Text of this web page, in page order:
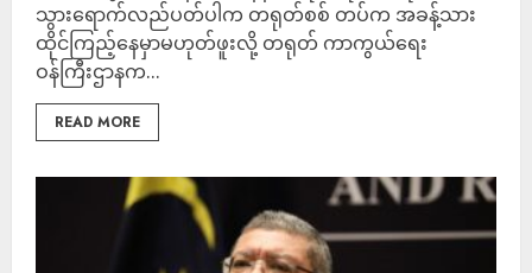
သွားရောက်လည်ပတ်ပါက တရုတ်စစ် တပ်က အခန့်သား
ထိုင်ကြည့်နေမှာမဟုတ်ဖူးလို့ တရုတ် ကာကွယ်ရေး
ဝန်ကြီးဌာနက...
READ MORE